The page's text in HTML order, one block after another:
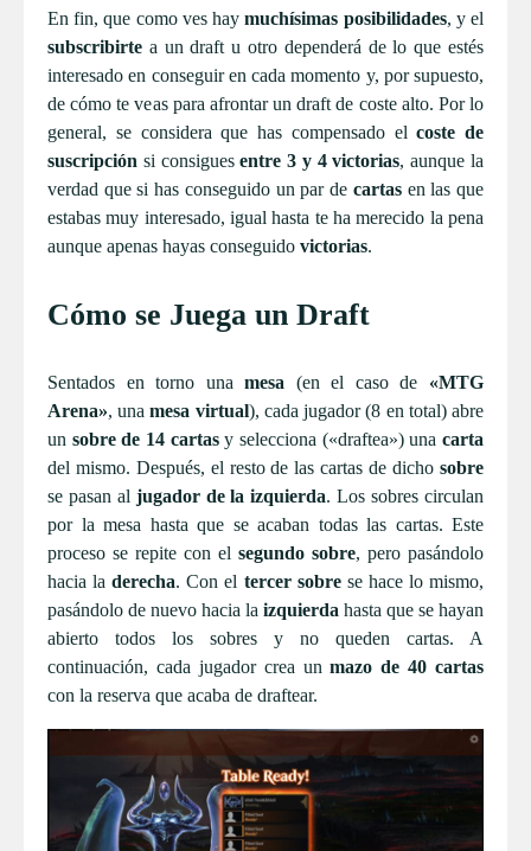
En fin, que como ves haymuchísimas posibilidades, y el
subscribirte a un draft u otro dependerá de lo que estés
interesado en conseguir en cada momento y, por supuesto,
de cómo te veas para afrontar un draft de coste alto. Por lo
general, se considera que has compensado elcoste de
suscripción si consiguesentre 3 y 4 victorias, aunque la
verdad que si has conseguido un par de cartasen las que
estabas muy interesado, igual hasta te ha merecido la pena
aunque apenas hayas conseguido victorias.
Cómo se Juega un Draft
Sentados en torno unamesa (en el caso de «MTG
Arena», unamesa virtual), cada jugador (8 en total) abre
un sobre de 14 cartasy selecciona («draftea») unacarta
del mismo. Después, el resto de las cartas de dicho sobre
se pasan al jugador de la izquierda. Los sobres circulan
por la mesa hasta que se acaban todas las cartas. Este
proceso se repite con el segundo sobre, pero pasándolo
hacia laderecha. Con el tercer sobrese hace lo mismo,
pasándolo de nuevo hacia la izquierda hasta que se hayan
abierto todos los sobres y no queden cartas. A
continuación, cada jugador crea unmazo de 40 cartas
con la reserva que acaba de draftear.